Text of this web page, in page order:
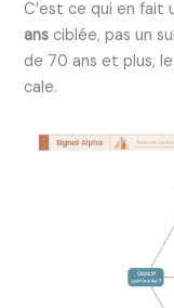
C’est ce qui en fait
ans ciblée, pas un
de 70 ans et plus,
cale.